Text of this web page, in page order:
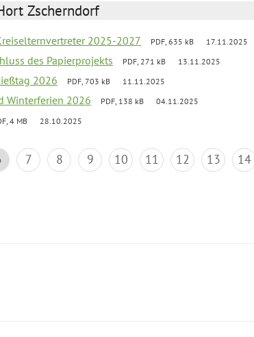
Zscherndorf
2025-2027 PDF, 635 kB 17.11.2025
des Papierprojekts PDF, 271 kB 13.11.2025
2026 PDF, 703 kB 11.11.2025
Winterferien 2026 PDF, 138 kB 04.11.2025
4 MB 28.10.2025
7 8 9 10 11 12 13 14